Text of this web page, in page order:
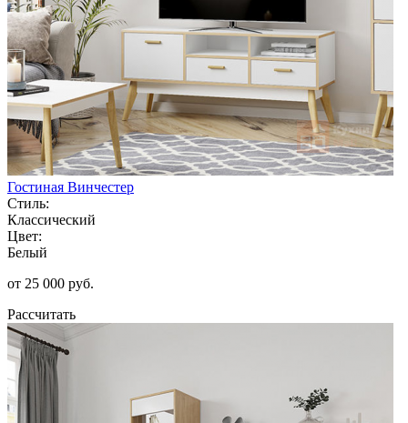
Гостиная Винчестер
Стиль:
Классический
Цвет:
Белый
от 25 000 руб.
Рассчитать